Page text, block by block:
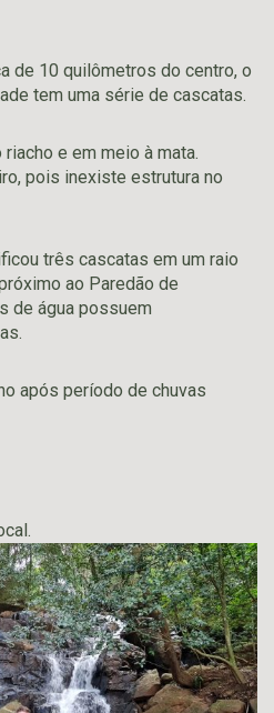
de 10 quilômetros do centro, o
tem uma série de cascatas.
e em meio à mata.
pois inexiste estrutura no
três cascatas em um raio
ao Paredão de
de água possuem
após período de chuvas